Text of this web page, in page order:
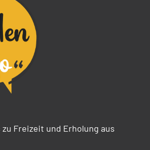
Freizeit und Erholung aus